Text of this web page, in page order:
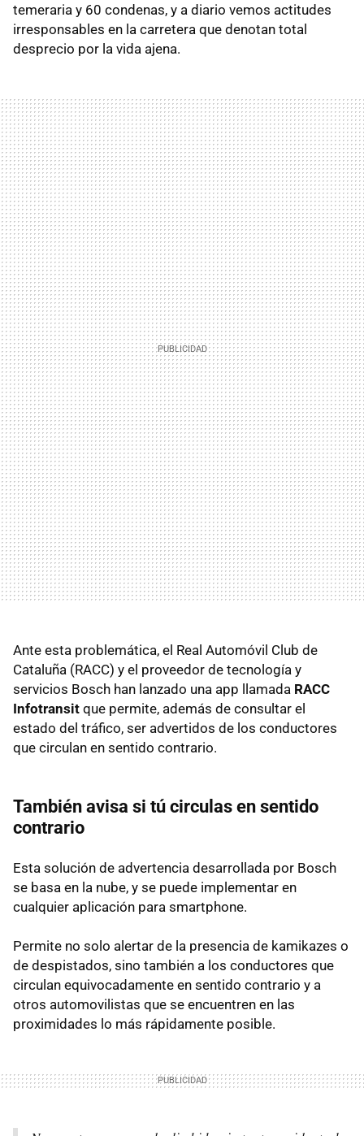
temeraria y 60 condenas, y a diario vemos actitudes
irresponsables en la carretera que denotan total
desprecio por la vida ajena.
Ante esta problemática, el Real Automóvil Club de
Cataluña (RACC) y el proveedor de tecnología y
servicios Bosch han lanzado una app llamada RACC
Infotransit que permite, además de consultar el
estado del tráfico, ser advertidos de los conductores
que circulan en sentido contrario.
También avisa si tú circulas en sentido
contrario
Esta solución de advertencia desarrollada por Bosch
se basa en la nube, y se puede implementar en
cualquier aplicación para smartphone.
Permite no solo alertar de la presencia de kamikazes o
de despistados, sino también a los conductores que
circulan equivocadamente en sentido contrario y a
otros automovilistas que se encuentren en las
proximidades lo más rápidamente posible.